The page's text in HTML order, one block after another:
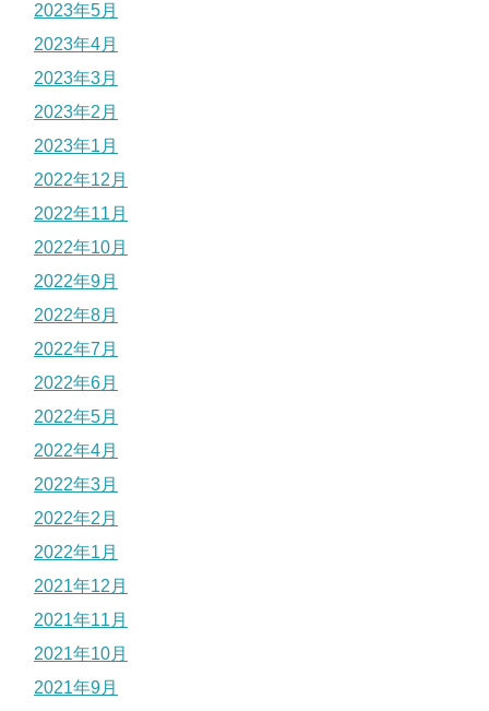
2023年5月
2023年4月
2023年3月
2023年2月
2023年1月
2022年12月
2022年11月
2022年10月
2022年9月
2022年8月
2022年7月
2022年6月
2022年5月
2022年4月
2022年3月
2022年2月
2022年1月
2021年12月
2021年11月
2021年10月
2021年9月